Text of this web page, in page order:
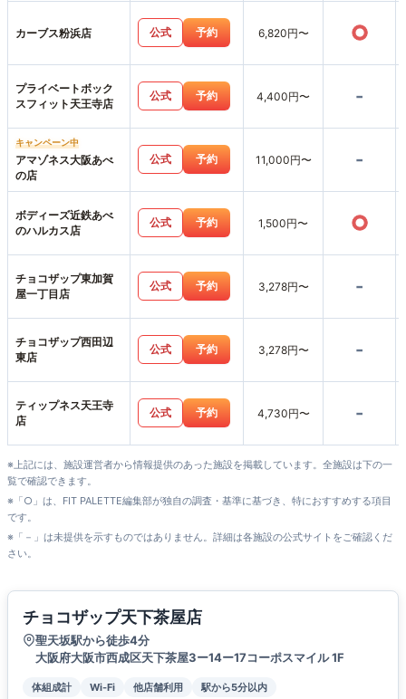
カーブス粉浜店 公式 予約 6,820円〜 ○
プライベートボック
スフィット天王寺店
公式 予約 4,400円〜 -
キャンペーン中
アマゾネス大阪あべ
の店
公式 予約 11,000円〜 -
ボディーズ近鉄あべ
のハルカス店
公式 予約 1,500円〜 ○
チョコザップ東加賀
屋一丁目店
公式 予約 3,278円〜 -
チョコザップ西田辺
東店
公式 予約 3,278円〜 -
ティップネス天王寺
店
公式 予約 4,730円〜 -
※上記には、施設運営者から情報提供のあった施設を掲載しています。全施設は下の一
覧で確認できます。
※「○」は、FIT PALETTE編集部が独自の調査・基準に基づき、特におすすめする項目
です。
※「－」は未提供を示すものではありません。詳細は各施設の公式サイトをご確認くだ
さい。
チョコザップ天下茶屋店
聖天坂駅から徒歩4分
大阪府大阪市西成区天下茶屋3ー14ー17コーポスマイル 1F
体組成計 Wi-Fi 他店舗利用 駅から5分以内